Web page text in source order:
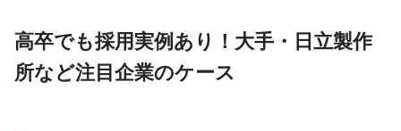
高卒でも採用実例あり！大手・日立製作
所など注目企業のケース